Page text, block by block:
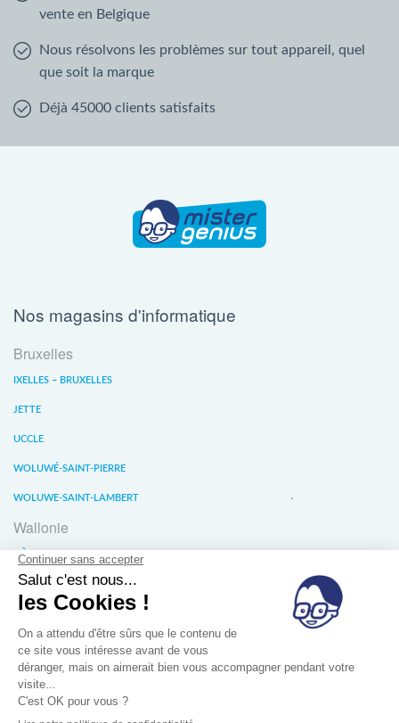
vente en Belgique
Nous résolvons les problèmes sur tout appareil, quel
que soit la marque
Déjà 45000 clients satisfaits
Nos magasins d'informatique
Bruxelles
IXELLES – BRUXELLES
JETTE
UCCLE
WOLUWÉ-SAINT-PIERRE
WOLUWE-SAINT-LAMBERT
Wallonie
LIÈGE
WATERLOO
WAVRE